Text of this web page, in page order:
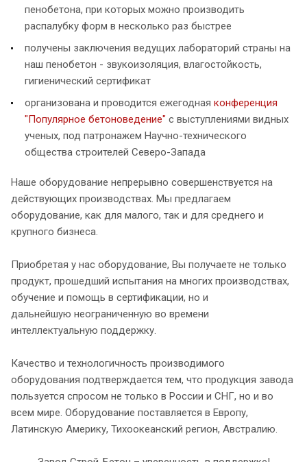
пенобетона, при которых можно производить
распалубку форм в несколько раз быстрее
получены заключения ведущих лабораторий страны на
наш пенобетон - звукоизоляция, влагостойкость,
гигиенический сертификат
организована и проводится ежегодная конференция
"Популярное бетоноведение" с выступлениями видных
ученых, под патронажем Научно-технического
общества строителей Северо-Запада
Наше оборудование непрерывно совершенствуется на
действующих производствах. Мы предлагаем
оборудование, как для малого, так и для среднего и
крупного бизнеса.
Приобретая у нас оборудование, Вы получаете не только
продукт, прошедший испытания на многих производствах,
обучение и помощь в сертификации, но и
дальнейшую неограниченную во времени
интеллектуальную поддержку.
Качество и технологичность производимого
оборудования подтверждается тем, что продукция завода
пользуется спросом не только в России и СНГ, но и во
всем мире. Оборудование поставляется в Европу,
Латинскую Америку, Тихоокеанский регион, Австралию.